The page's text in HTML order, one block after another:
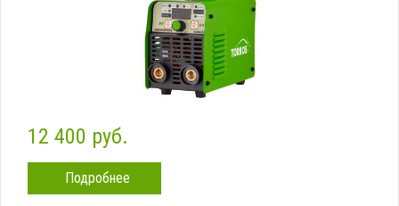
12 400 руб.
Подробнее